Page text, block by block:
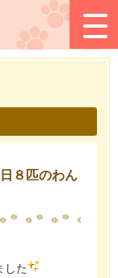
８匹のわん
した